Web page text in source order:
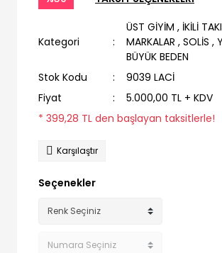
Kategori
ÜST GİYİM , İKİLİ
MARKALAR , SOLİS ,
BÜYÜK BEDEN
Stok Kodu
9039 LACİ
Fiyat
5.000,00 TL + KDV
* 399,28 TL den başlayan taksitlerle!
Karşılaştır
Seçenekler